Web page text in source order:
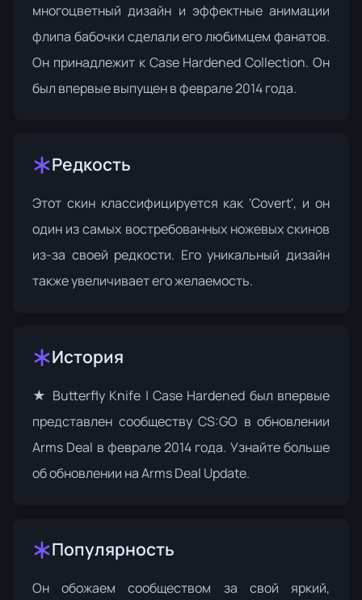
многоцветный дизайн и эффектные анимации
флипа бабочки сделали его любимцем фанатов.
Он принадлежит к Case Hardened Collection. Он
был впервые выпущен в феврале 2014 года.
Редкость
Этот скин классифицируется как 'Covert', и он
один из самых востребованных ножевых скинов
из-за своей редкости. Его уникальный дизайн
также увеличивает его желаемость.
История
★ Butterfly Knife | Case Hardened был впервые
представлен сообществу CS:GO в обновлении
Arms Deal в феврале 2014 года. Узнайте больше
об обновлении наArms Deal Update.
Популярность
Он обожаем сообществом за свой яркий,